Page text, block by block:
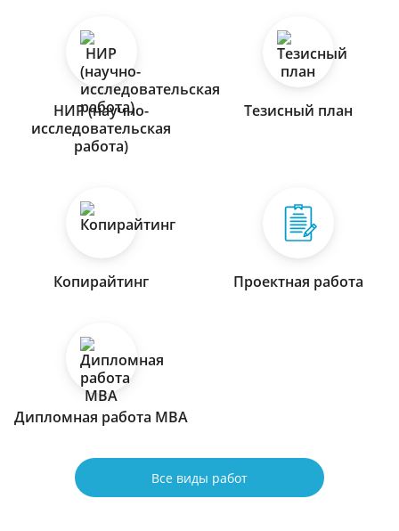
НИР (научно-
исследовательская
работа)
Тезисный план
Копирайтинг Проектная работа
Дипломная работа МВА
Все виды работ